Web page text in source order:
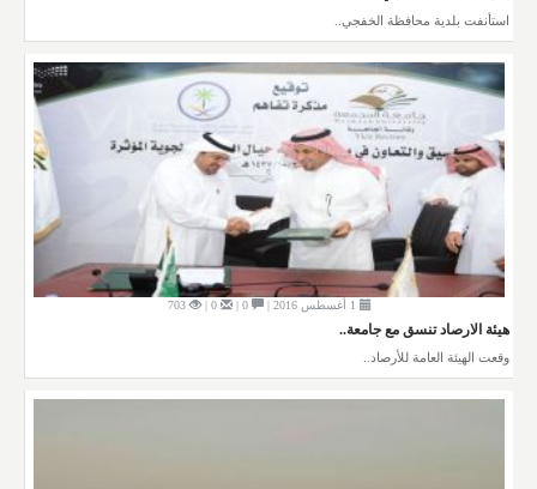
استأنفت بلدية محافظة الخفجي..
0 |
0 |
703
هيئة الارصاد تنسق مع جامعة..
وقعت الهيئة العامة للأرصاد..